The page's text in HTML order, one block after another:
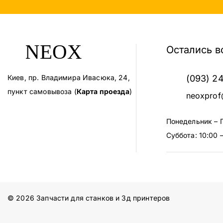
Киев, пр. Владимира Ивасюка, 24,
пункт самовывоза (Карта проезда)
Остались
(093)
Понедельник –
Суббота: 10:00
© 2026 Запчасти для станков и 3д принтеров